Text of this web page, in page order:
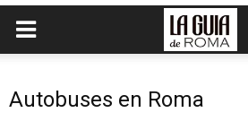
Autobuses en Roma